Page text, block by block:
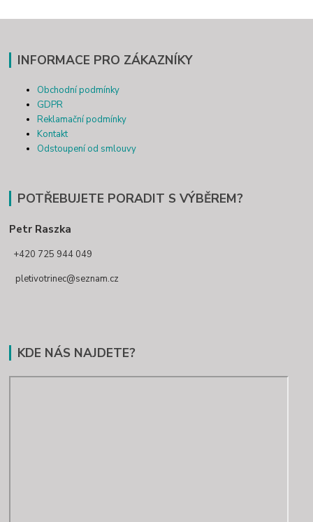
INFORMACE PRO ZÁKAZNÍKY
Obchodní podmínky
GDPR
Reklamační podmínky
Kontakt
Odstoupení od smlouvy
POTŘEBUJETE PORADIT S VÝBĚREM?
Petr Raszka
+420 725 944 049
pletivotrinec@seznam.cz
KDE NÁS NAJDETE?